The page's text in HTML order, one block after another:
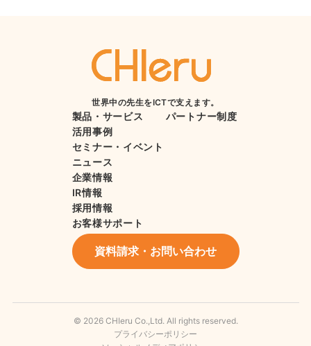
世界中の先生をICTで支えます。
製品・サービス
活用事例
セミナー・イベント
ニュース
企業情報
IR情報
採用情報
お客様サポート
パートナー制度
資料請求・お問い合わせ
© 2026 CHIeru Co.,Ltd. All rights reserved.
プライバシーポリシー